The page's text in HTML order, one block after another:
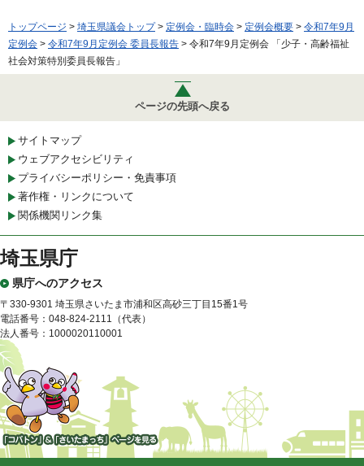
トップページ > 埼玉県議会トップ> 定例会・臨時会 > 定例会概要 > 令和7年9月
定例会 > 令和7年9月定例会 委員長報告 > 令和7年9月定例会 「少子・高齢福祉
社会対策特別委員長報告」
ページの先頭へ戻る
サイトマップ
ウェブアクセシビリティ
プライバシーポリシー・免責事項
著作権・リンクについて
関係機関リンク集
埼玉県庁
県庁へのアクセス
〒330-9301 埼玉県さいたま市浦和区高砂三丁目15番1号
電話番号：048-824-2111（代表）
法人番号：1000020110001
「コバトン」&「さいたまっ
ち」